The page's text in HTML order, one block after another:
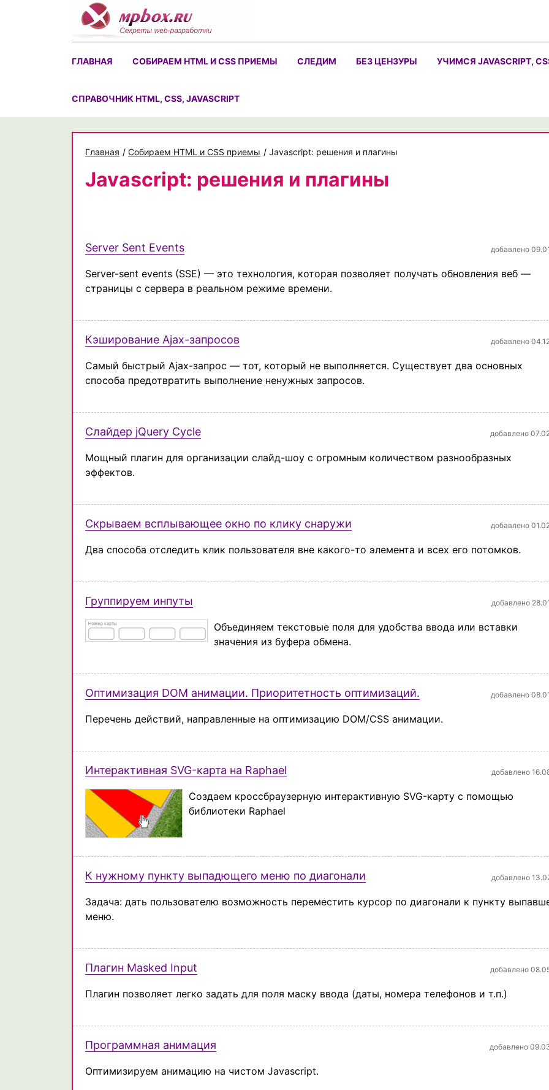
ГЛАВНАЯ СОБИРАЕМ HTML И CSS ПРИЕМЫ СЛЕДИМ БЕЗ ЦЕНЗУРЫ УЧИМСЯ JAVASCRIPT,
CПРАВОЧНИК HTML, CSS, JAVASCRIPT
Главная / Собираем HTML и CSS приемы / Javascript: решения и плагины
Javascript: решения и плагины
Server Sent Events добавлено
Server-sent events (SSE) — это технология, которая позволяет получать обновления веб —
страницы с сервера в реальном режиме времени.
Кэширование Ajax-запросов добавлено
Самый быстрый Ajax-запрос — тот, который не выполняется. Существует два основных
способа предотвратить выполнение ненужных запросов.
Слайдер jQuery Cycle добавлено
Мощный плагин для организации слайд-шоу с огромным количеством разнообразных
эффектов.
Скрываем всплывающее окно по клику снаружи добавлено
Два способа отследить клик пользователя вне какого-то элемента и всех его потомков.
Группируем инпуты добавлено
Объединяем текстовые поля для удобства ввода или вставки
значения из буфера обмена.
Оптимизация DOM анимации. Приоритетность оптимизаций. добавлено
Перечень действий, направленные на оптимизацию DOM/CSS анимации.
Интерактивная SVG-карта на Raphael добавлено
Создаем кроссбраузерную интерактивную SVG-карту с помощью
библиотеки Raphael
К нужному пункту выпадющего меню по диагонали добавлено
Задача: дать пользователю возможность переместить курсор по диагонали к пункту
меню.
Плагин Masked Input добавлено
Плагин позволяет легко задать для поля маску ввода (даты, номера телефонов и т.п.)
Программная анимация добавлено
Оптимизируем анимацию на чистом Javascript.